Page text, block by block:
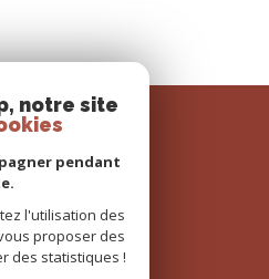
SE
propriétaire
notre site
pendant
l'utilisation des
proposer des
des statistiques !